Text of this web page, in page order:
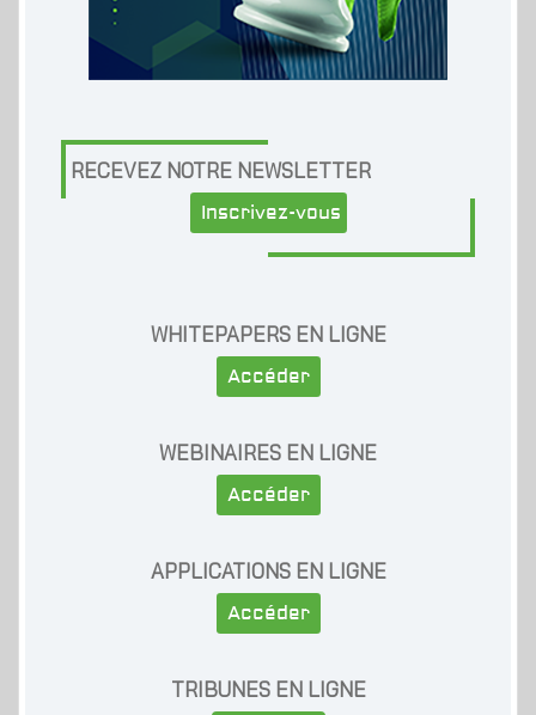
RECEVEZ NOTRE NEWSLETTER
Inscrivez-vous
WHITEPAPERS EN LIGNE
Accéder
WEBINAIRES EN LIGNE
Accéder
APPLICATIONS EN LIGNE
Accéder
TRIBUNES EN LIGNE